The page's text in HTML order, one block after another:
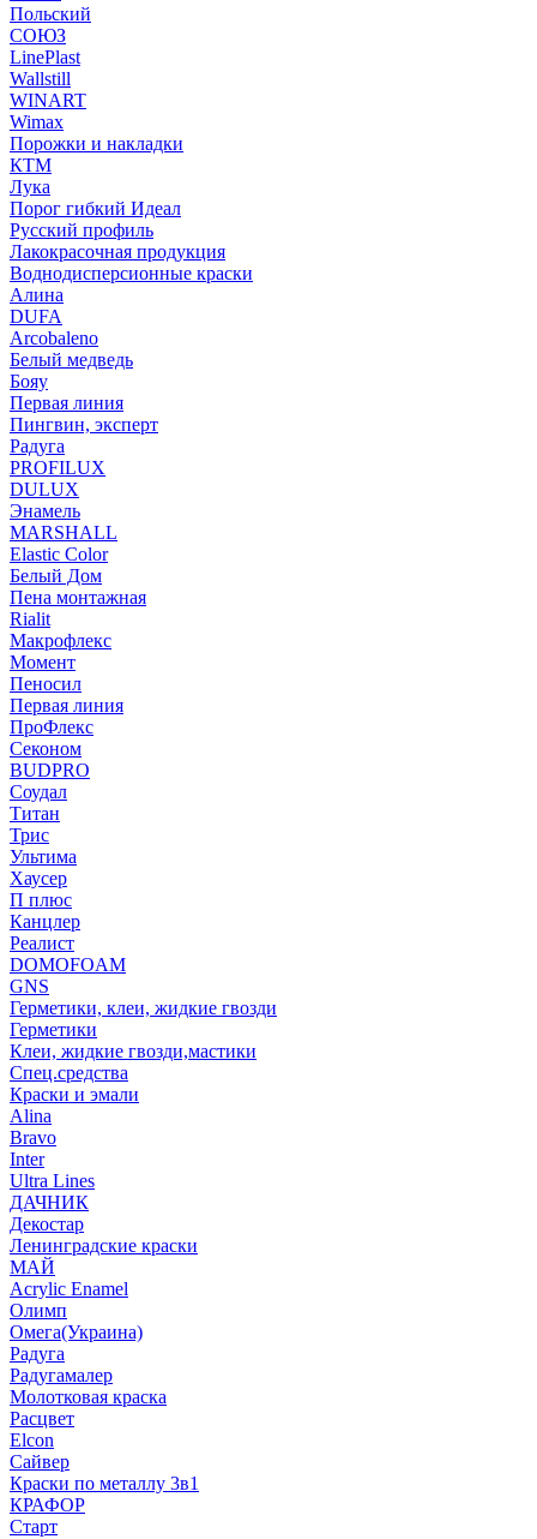
Польский
СОЮЗ
LinePlast
Wallstill
WINART
Wimax
Порожки и накладки
КТМ
Лука
Порог гибкий Идеал
Русский профиль
Лакокрасочная продукция
Воднодисперсионные краски
Алина
DUFA
Arcobaleno
Белый медведь
Бояу
Первая линия
Пингвин, эксперт
Радуга
PROFILUX
DULUX
Энамель
MARSHALL
Elastic Color
Белый Дом
Пена монтажная
Rialit
Макрофлекс
Момент
Пеносил
Первая линия
ПроФлекс
Секоном
BUDPRO
Соудал
Титан
Трис
Ультима
Хаусер
П плюс
Канцлер
Реалист
DOMOFOAM
GNS
Герметики, клеи, жидкие гвозди
Герметики
Клеи, жидкие гвозди,мастики
Спец.средства
Краски и эмали
Alina
Bravo
Inter
Ultra Lines
ДАЧНИК
Декостар
Ленинградские краски
МАЙ
Acrylic Enamel
Олимп
Омега(Украина)
Радуга
Радугамалер
Молотковая краска
Расцвет
Elcon
Сайвер
Краски по металлу 3в1
КРАФОР
Старт